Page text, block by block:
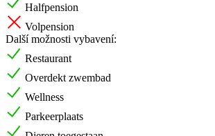
Halfpension
Volpension
Další možnosti vybavení:
Restaurant
Overdekt zwembad
Wellness
Parkeerplaats